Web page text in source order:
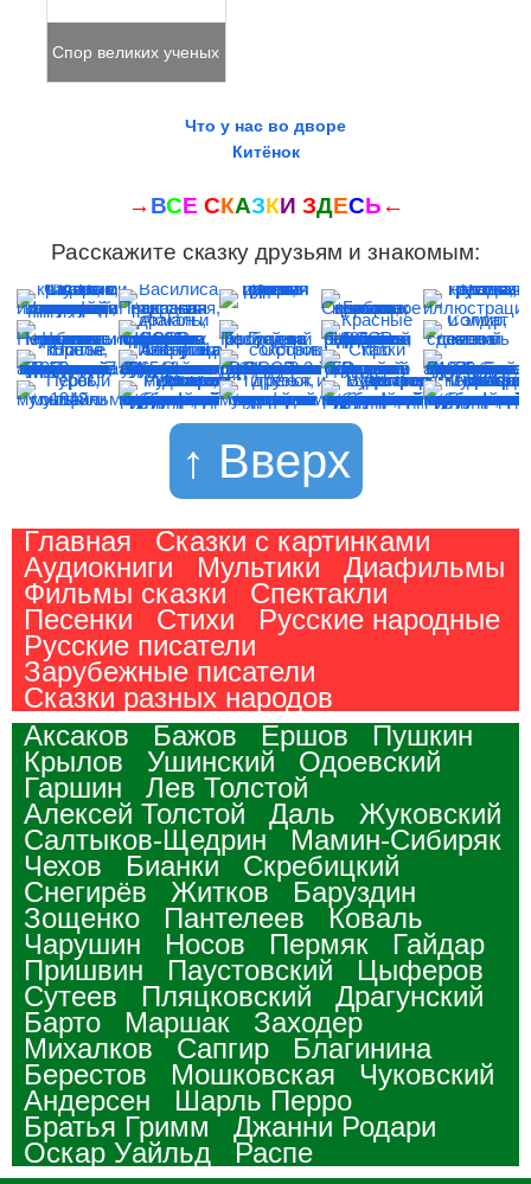
Спор великих ученых
Что у нас во дворе
Китёнок
→ ВСЕ СКАЗКИ ЗДЕСЬ ←
Расскажите сказку друзьям и знакомым:
↑ Вверх
Главная
Сказки с картинками
Аудиокниги
Мультики
Диафильмы
Фильмы сказки
Спектакли
Песенки
Стихи
Русские народные
Русские писатели
Зарубежные писатели
Сказки разных народов
Аксаков
Бажов Ершов
Пушкин
Крылов
Ушинский
Одоевский
Гаршин
Лев Толстой
Алексей Толстой
Даль
Жуковский
Салтыков-Щедрин
Мамин-Сибиряк
Чехов
Бианки
Скребицкий
Снегирёв
Житков
Баруздин
Зощенко
Пантелеев
Коваль
Чарушин
Носов Пермяк
Гайдар
Пришвин
Паустовский
Цыферов
Сутеев
Пляцковский
Драгунский
Барто
Маршак
Заходер
Михалков
Сапгир
Благинина
Берестов
Мошковская
Чуковский
Андерсен
Шарль Перро
Братья Гримм
Джанни Родари
Оскар Уайльд
Распе